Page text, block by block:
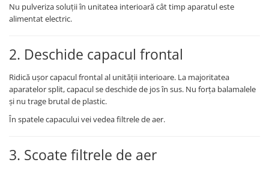
Nu pulveriza soluții în unitatea interioară cât timp aparatul este
alimentat electric.
2. Deschide capacul frontal
Ridică ușor capacul frontal al unității interioare. La majoritatea
aparatelor split, capacul se deschide de jos în sus. Nu forța balamalele
și nu trage brutal de plastic.
În spatele capacului vei vedea filtrele de aer.
3. Scoate filtrele de aer